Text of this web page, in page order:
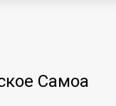
Самоа